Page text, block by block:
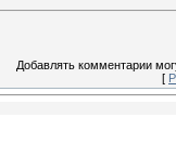
Добавлять комментарии
[